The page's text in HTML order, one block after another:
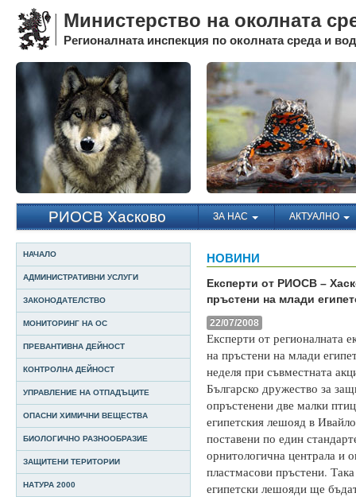
Министерство на околната
Регионалната инспекция по околната среда и
РИОСВ Хасково ЗА НАС АКТУАЛНО
НАЧАЛО
АДМИНИСТРАТИВНИ УСЛУГИ
ЗАКОНОДАТЕЛСТВО
МОНИТОРИНГ НА ОС
ПРЕВАНТИВНА ДЕЙНОСТ
КОНТРОЛНА ДЕЙНОСТ
УПРАВЛЕНИЕ НА ОТПАДЪЦИТЕ
ОПАСНИ ХИМИЧНИ ВЕЩЕСТВА
БИОЛОГИЧНО РАЗНООБРАЗИЕ
ЗАЩИТЕНИ ТЕРИТОРИИ
НАТУРА 2000
НОВИНИ
Експерти от РИОСВ –
пръстени на млади
22/07/2008
Експерти от регионалната
на пръстени на млади
неделя при съвместната
Българско дружество за
опръстенени две малки
египетския лешояд в
поставени по един
орнитологична централа и
пластмасови пръстени.
египетски лешояди ще